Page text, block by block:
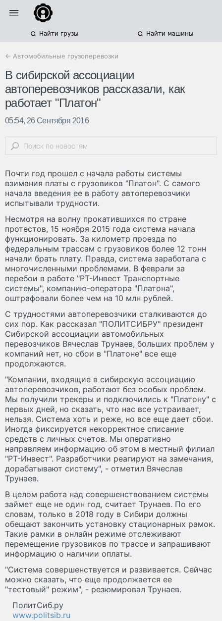
Найти грузы Найти машины
← Автомобильные грузоперевозки
В сибирской ассоциации
автоперевозчиков рассказали, как
работает "Платон"
05:54, 26 Сентября 2016
Почти год прошел с начала работы системы
взимания платы с грузовиков "Платон". С самого
начала введения ее в работу автоперевозчики
испытывали трудности.
Несмотря на волну прокатившихся по стране
протестов, 15 ноября 2015 года система начала
функционировать. За километр проезда по
федеральным трассам с грузовиков более 12 тонн
начали брать плату. Правда, система заработала с
многочисленными проблемами. В феврали за
перебои в работе "РТ-Инвест Транспортные
системы", компанию-оператора "Платона",
оштрафовали более чем на 10 млн рублей.
С трудностями автоперевозчики сталкиваются до
сих пор. Как рассказал "ПОЛИТСИБРУ" президент
Сибирской ассоциации автомобильных
перевозчиков Вячеслав Трунаев, больших проблем у
компаний нет, но сбои в "Платоне" все еще
продолжаются.
"Компании, входящие в сибирскую ассоциацию
автоперевозчиков, работают без особых проблем.
Мы получили трекеры и подключились к "Платону" с
первых дней, но сказать, что нас все устраивает,
нельзя. Система хоть и реже, но все еще дает сбои.
Иногда фиксируется некорректное списание
средств с личных счетов. Мы оперативно
направляем информацию об этом в местный филиал
"РТ-Инвест". Разработчики реагируют на замечания,
дорабатывают систему", - отметил Вячеслав
Трунаев.
В целом работа над совершенствованием системы
займет еще не один год, считает Трунаев. По его
словам, только в 2018 году в Сибири должны
обещают закончить установку стационарных рамок.
Такие рамки в онлайн режиме отслеживают
перемещение грузовиков по трассе и запрашивают
информацию о наличии оплаты.
"Система совершенствуется и развивается. Сейчас
можно сказать, что еще продолжается ее
"тестовый" режим", - резюмировал Трунаев.
ПолитСиб.ру
www.politsib.ru